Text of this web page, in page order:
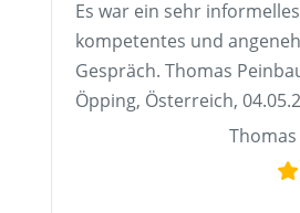
Es war ein sehr
kompetentes und
Gespräch. Thomas
Öpping, Österreich,